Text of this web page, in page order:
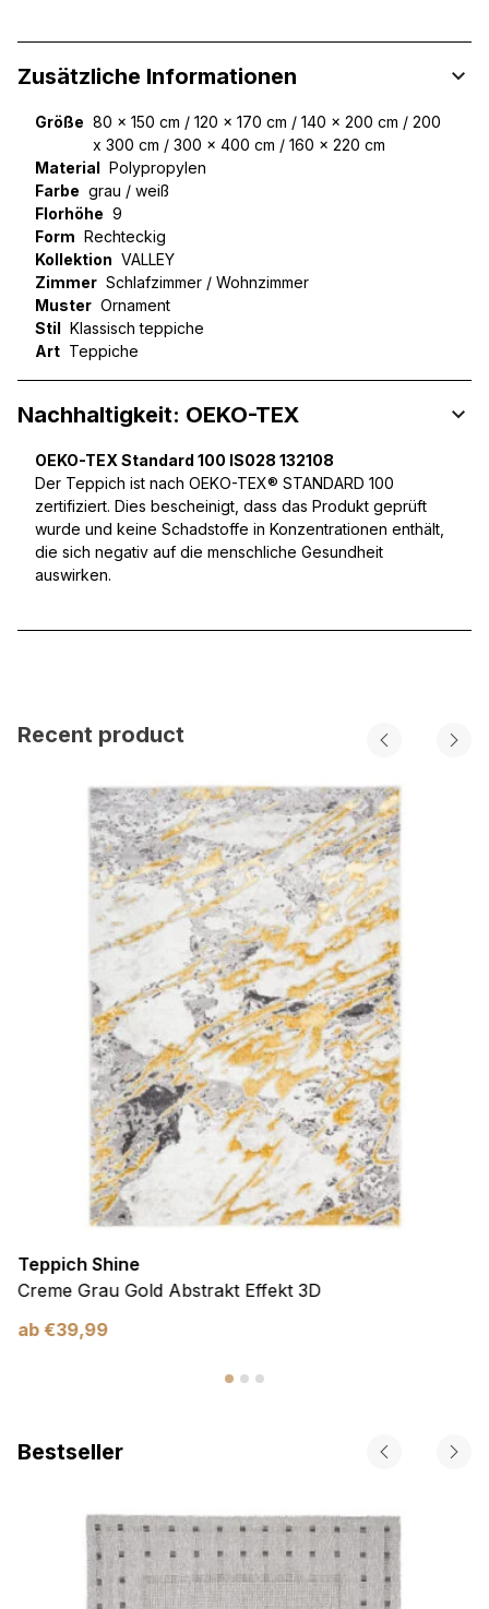
Zusätzliche Informationen
Größe 80 x 150 cm / 120 x 170 cm / 140 x 200 cm / 200
x 300 cm / 300 x 400 cm / 160 x 220 cm
Material Polypropylen
Farbe grau / weiß
Florhöhe 9
Form Rechteckig
Kollektion VALLEY
Zimmer Schlafzimmer / Wohnzimmer
Muster Ornament
Stil Klassisch teppiche
Art Teppiche
Nachhaltigkeit: OEKO-TEX
OEKO-TEX Standard 100 IS028 132108
Der Teppich ist nach OEKO-TEX® STANDARD 100
zertifiziert. Dies bescheinigt, dass das Produkt geprüft
wurde und keine Schadstoffe in Konzentrationen enthält,
die sich negativ auf die menschliche Gesundheit
auswirken.
Recent product
Teppich Shine
Creme Grau Gold Abstrakt Effekt 3D
ab €39,99
Bestseller